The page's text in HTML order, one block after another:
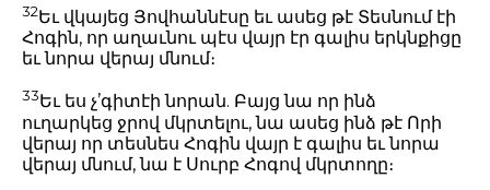
32Եւ վկայեց Յովհաննէսը եւ ասեց թէ Տեսնում էի
Հոգին, որ աղաւնու պէս վայր էր գալիս երկնքիցը
եւ նորա վերայ մնում։
33Եւ ես չ’գիտէի նորան. Բայց նա որ ինձ
ուղարկեց ջրով մկրտելու, նա ասեց ինձ թէ Որի
վերայ որ տեսնես Հոգին վայր է գալիս եւ նորա
վերայ մնում, նա է Սուրբ Հոգով մկրտողը։